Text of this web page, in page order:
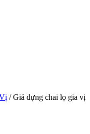
/ Giá đựng chai lọ gia vị